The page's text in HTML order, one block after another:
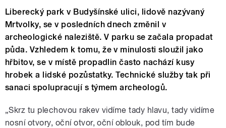
Liberecký park v Budyšínské ulici, lidově nazývaný
Mrtvolky, se v posledních dnech změnil v
archeologické naleziště. V parku se začala propadat
půda. Vzhledem k tomu, že v minulosti sloužil jako
hřbitov, se v místě propadlin často nachází kusy
hrobek a lidské pozůstatky. Technické služby tak při
sanaci spolupracují s týmem archeologů.
„Skrz tu plechovou rakev vidíme tady hlavu, tady vidíme
nosní otvory, oční otvor, oční oblouk, pod tím bude